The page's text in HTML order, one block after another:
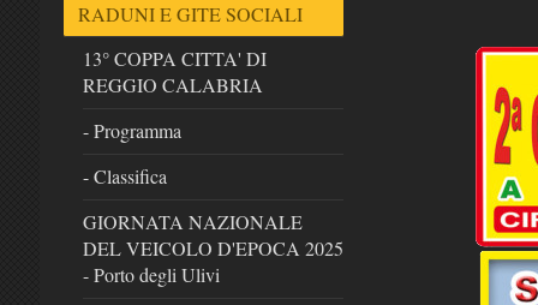
RADUNI E GITE SOCIALI
13° COPPA CITTA' DI
REGGIO CALABRIA
- Programma
- Classifica
GIORNATA NAZIONALE
DEL VEICOLO D'EPOCA 2025
- Porto degli Ulivi